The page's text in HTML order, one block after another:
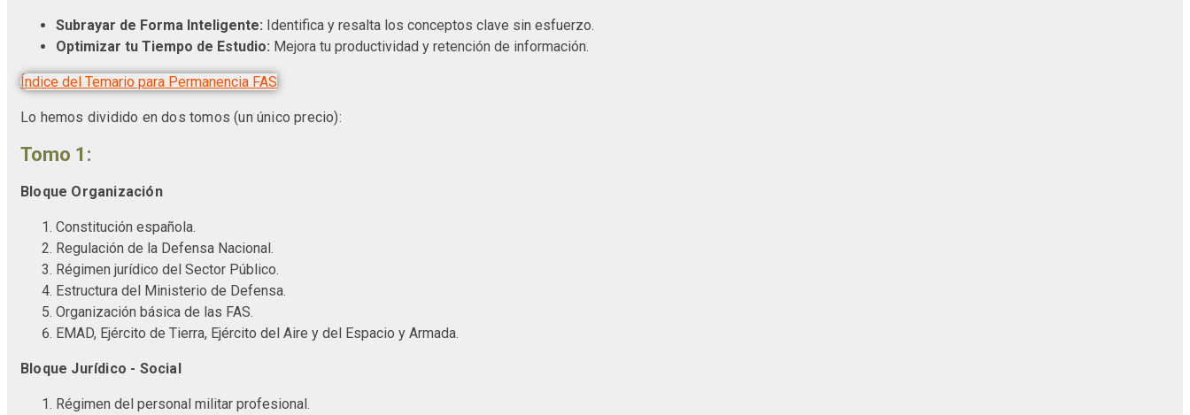
Subrayar de Forma Inteligente: Identifica y resalta los conceptos clave sin esfuerzo.
Optimizar tu Tiempo de Estudio: Mejora tu productividad y retención de información.
Índice del Temario para Permanencia FAS
Lo hemos dividido en dos tomos (un único precio):
Tomo 1:
Bloque Organización
Constitución española.
Regulación de la Defensa Nacional.
Régimen jurídico del Sector Público.
Estructura del Ministerio de Defensa.
Organización básica de las FAS.
EMAD, Ejército de Tierra, Ejército del Aire y del Espacio y Armada.
Bloque Jurídico - Social
Régimen del personal militar profesional.